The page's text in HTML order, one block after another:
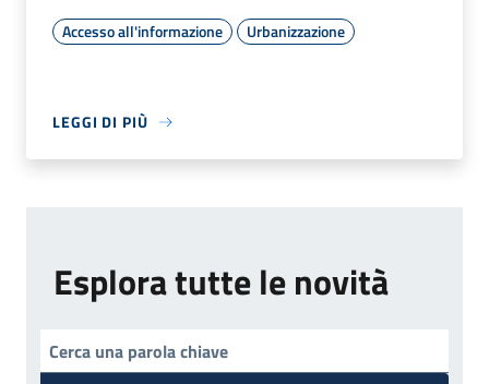
Accesso all'informazione Urbanizzazione
LEGGI DI PIÙ
Esplora tutte le novità